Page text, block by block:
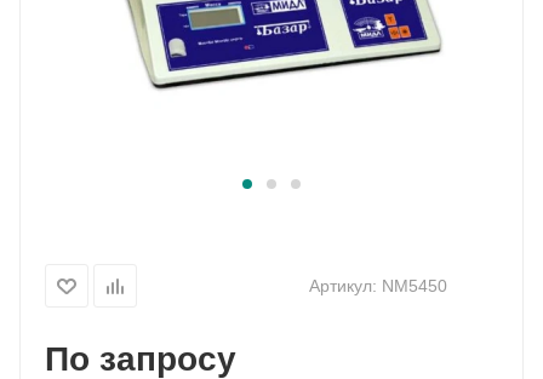
Артикул: NM5450
По запросу